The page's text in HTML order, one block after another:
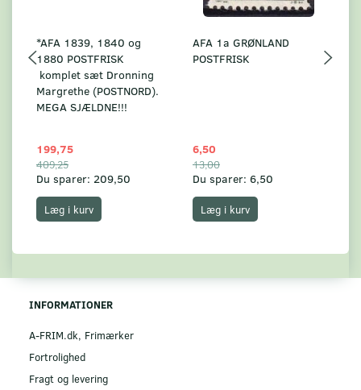
*AFA 1839, 1840 og
1880 POSTFRISK
komplet sæt Dronning
Margrethe (POSTNORD).
MEGA SJÆLDNE!!!
199,75
409,25
Du sparer: 209,50
Læg i kurv
AFA 1a GRØNLAND
POSTFRISK
6,50
13,00
Du sparer: 6,50
Læg i kurv
INFORMATIONER
A-FRIM.dk, Frimærker
Fortrolighed
Fragt og levering